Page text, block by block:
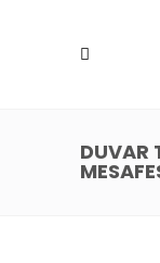
DUVAR